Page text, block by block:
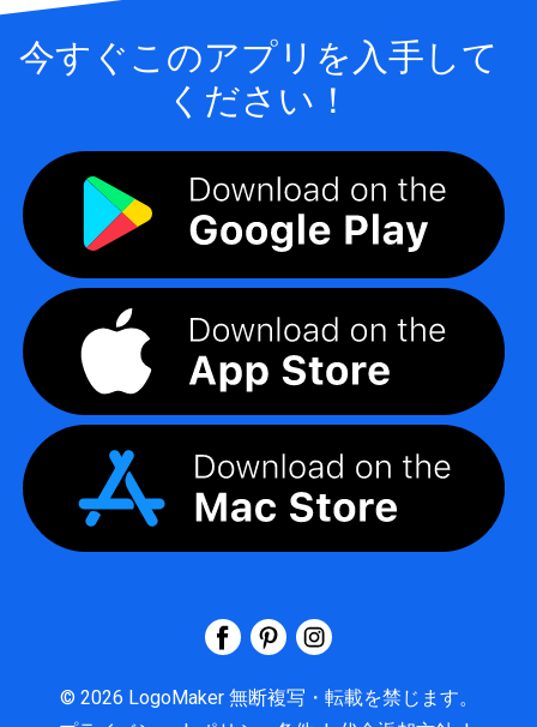
今すぐこのアプリを入手して
ください！
© 2026 LogoMaker 無断複写・転載を禁じます。